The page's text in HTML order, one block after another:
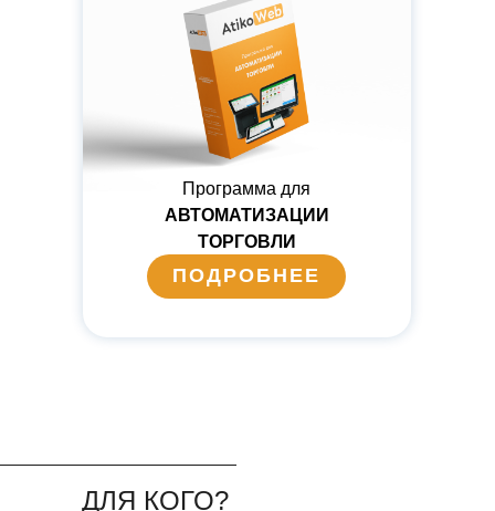
Программа для
АВТОМАТИЗАЦИИ
ТОРГОВЛИ
ПОДРОБНЕЕ
ДЛЯ КОГО?